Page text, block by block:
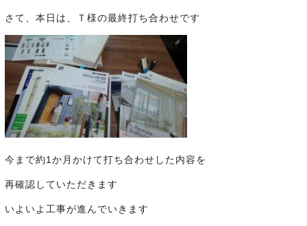
さて、本日は、Ｔ様の最終打ち合わせです
今まで約1か月かけて打ち合わせした内容を
再確認していただきます
いよいよ工事が進んでいきます